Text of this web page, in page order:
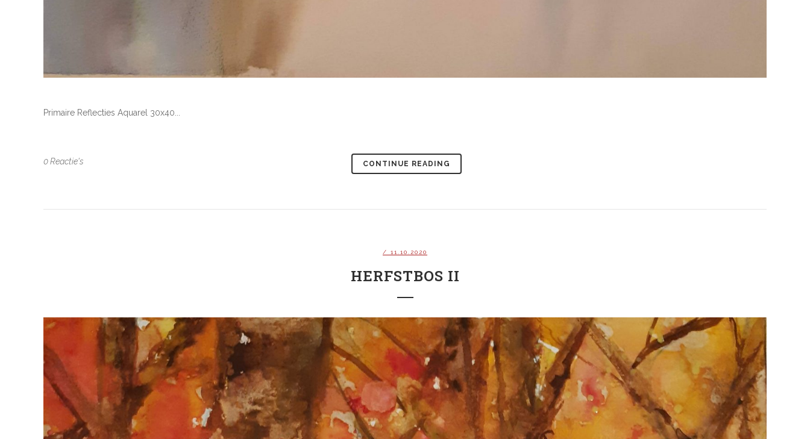
Primaire Reflecties Aquarel 30x40...
0 Reactie's CONTINUE READING
/ 11.10.2020
HERFSTBOS II